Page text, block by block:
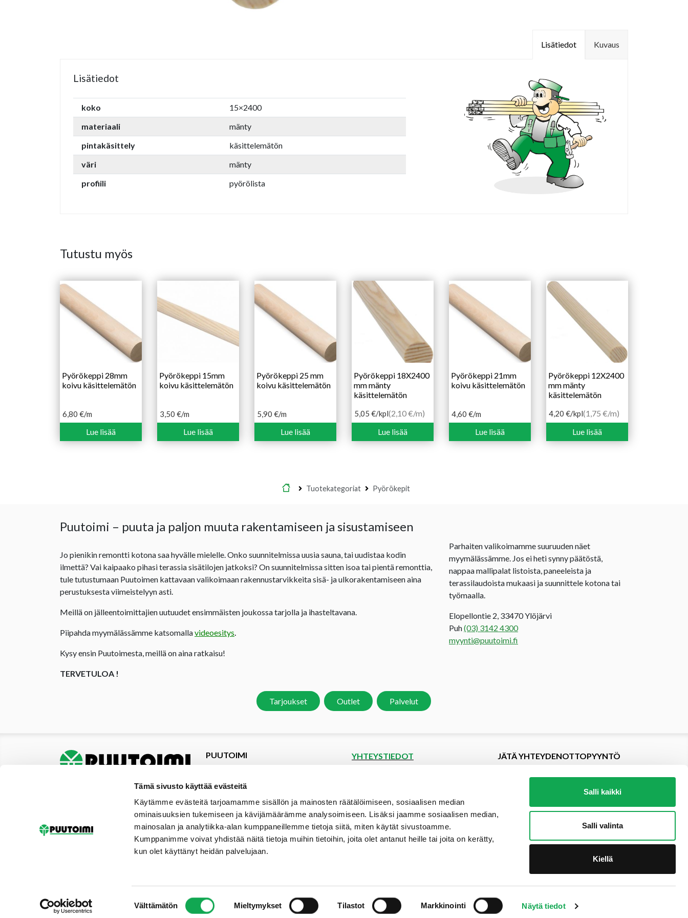
Tämä sivusto käyttää evästeitä
Käytämme evästeitä tarjoamamme sisällön ja mainosten räätälöimiseen, sosiaalisen median
ominaisuuksien tukemiseen ja kävijämäärämme analysoimiseen. Lisäksi jaamme sosiaalisen median,
mainosalan ja analytiikka-alan kumppaneillemme tietoja siitä, miten käytät sivustoamme.
Kumppanimme voivat yhdistää näitä tietoja muihin tietoihin, joita olet antanut heille tai joita on kerätty,
kun olet käyttänyt heidän palvelujaan.
Välttämätön Mieltymykset Tilastot Markkinointi Näytä tiedot
Salli kaikki
Salli valinta
Kiellä
Kuvaus
Lisätiedot
Lisätiedot
koko
15×2400
materiaali
mänty
pintakäsittely
käsittelemätön
väri
mänty
profiili
pyörölista
Tutustu myös
Pyörökeppi 28mm
koivu käsittelemätön
6,80 €/m
Lue lisää
Pyörökeppi 15mm
koivu käsittelemätön
3,50 €/m
Lue lisää
Pyörökeppi 25 mm
koivu käsittelemätön
5,90 €/m
Lue lisää
Pyörökeppi 18X2400
mm mänty
käsittelemätön
5,05 €/kpl(2,10 €/m)
Lue lisää
Pyörökeppi 21mm
koivu käsittelemätön
4,60 €/m
Lue lisää
Pyörökeppi 12X2400
mm mänty
käsittelemätön
4,20 €/kpl(1,75 €/m)
Lue lisää
Etusivu
Tuotekategoriat Pyörökepit
Puutoimi – puuta ja paljon muuta rakentamiseen ja sisustamiseen
Jo pienikin remontti kotona saa hyvälle mielelle. Onko suunnitelmissa uusia sauna, tai uudistaa kodin
ilmettä? Vai kaipaako pihasi terassia sisätilojen jatkoksi? On suunnitelmissa sitten isoa tai pientä remonttia,
tule tutustumaan Puutoimen kattavaan valikoimaan rakennustarvikkeita sisä- ja ulkorakentamiseen aina
perustuksesta viimeistelyyn asti.
Meillä on jälleentoimittajien uutuudet ensimmäisten joukossa tarjolla ja ihasteltavana.
Piipahda myymälässämme katsomallavideoesitys.
Kysy ensin Puutoimesta, meillä on aina ratkaisu!
TERVETULOA !
Tarjoukset Outlet Palvelut
Parhaiten valikoimamme suuruuden näet
myymälässämme. Jos ei heti synny päätöstä,
nappaa mallipalat listoista, paneeleista ja
terassilaudoista mukaasi ja suunnittele kotona tai
työmaalla.
Elopellontie 2, 33470 Ylöjärvi
Puh(03) 3142 4300
myynti@puutoimi.fi
PUUTOIMI
Tarjoukset
Yhteystiedot
Materiaalipankki
Palvelut
Uutiset
Galleria
YHTEYSTIEDOT
Elopellontie 2, 33470 Ylöjärvi
Puh (03) 3142 4300 (vaihde)
myynti@puutoimi.fi
AVOINNA
poikkeusaukioloajat:
JÄTÄ YHTEYDENOTTOPYYNTÖ